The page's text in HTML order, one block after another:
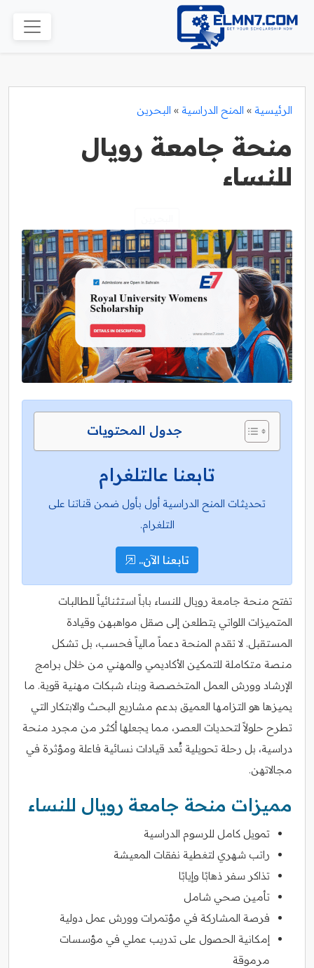
الرئيسية » المنح الدراسية » البحرين
منحة جامعة رويال
للنساء
جدول المحتويات
تابعنا عالتلغرام
تحديثات المنح الدراسية أول بأول ضمن قناتنا على
التلغرام.
تابعنا الآن..
تفتح منحة جامعة رويال للنساء باباً استثنائياً للطالبات
المتميزات اللواتي يتطلعن إلى صقل مواهبهن وقيادة
المستقبل. لا تقدم المنحة دعماً مالياً فحسب، بل تشكل
منصة متكاملة للتمكين الأكاديمي والمهني من خلال برامج
الإرشاد وورش العمل المتخصصة وبناء شبكات مهنية قوية. ما
يميزها هو التزامها العميق بدعم مشاريع البحث والابتكار التي
تطرح حلولاً لتحديات العصر، مما يجعلها أكثر من مجرد منحة
دراسية، بل رحلة تحويلية تُعد قيادات نسائية فاعلة ومؤثرة في
مجالاتهن.
مميزات منحة جامعة رويال للنساء
تمويل كامل للرسوم الدراسية
راتب شهري لتغطية نفقات المعيشة
تذاكر سفر ذهابًا وإيابًا
تأمين صحي شامل
فرصة المشاركة في مؤتمرات وورش عمل دولية
إمكانية الحصول على تدريب عملي في مؤسسات
مرموقة